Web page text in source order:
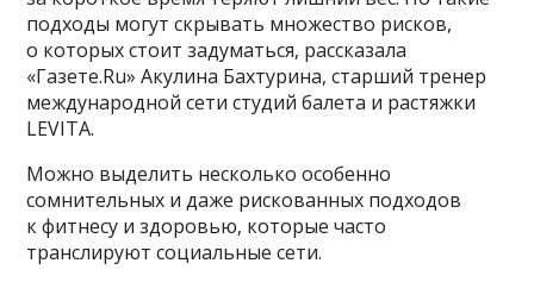
подходы могут скрывать множество рисков,
о которых стоит задуматься, рассказала
«Газете.Ru» Акулина Бахтурина, старший тренер
международной сети студий балета и растяжки
LEVITA.
Можно выделить несколько особенно
сомнительных и даже рискованных подходов
к фитнесу и здоровью, которые часто
транслируют социальные сети.